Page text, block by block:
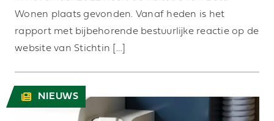
Wonen plaats gevonden. Vanaf heden is het
rapport met bijbehorende bestuurlijke reactie op de
website van Stichtin […]
NIEUWS